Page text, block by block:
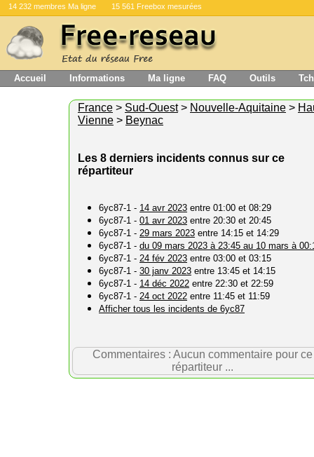
14 232 membres Ma ligne 15 561 Freebox mesurées
Accueil Informations Ma ligne FAQ Outils
France > Sud-Ouest> Nouvelle-Aquitaine >
Vienne > Beynac
Les 8 derniers incidents connus sur ce
répartiteur
6yc87-1 - 14 avr 2023 entre 01:00 et 08:29
6yc87-1 - 01 avr 2023 entre 20:30 et 20:45
6yc87-1 - 29 mars 2023 entre 14:15 et 14:29
6yc87-1 - du 09 mars 2023 à 23:45 au 10 mars à
6yc87-1 - 24 fév 2023 entre 03:00 et 03:15
6yc87-1 - 30 janv 2023 entre 13:45 et 14:15
6yc87-1 - 14 déc 2022 entre 22:30 et 22:59
6yc87-1 - 24 oct 2022 entre 11:45 et 11:59
Afficher tous les incidents de 6yc87
Commentaires : Aucun commentaire pour ce
répartiteur ...